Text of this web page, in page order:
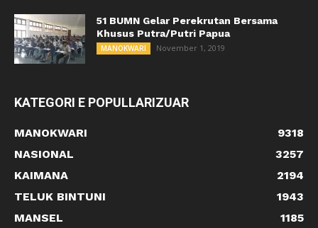
51 BUMN Gelar Perekrutan Bersama
Khusus Putra/Putri Papua
MANOKWARI November 1, 2019
KATEGORI E POPULLARIZUAR
MANOKWARI
9318
NASIONAL
3257
KAIMANA
2194
TELUK BINTUNI
1943
MANSEL
1185